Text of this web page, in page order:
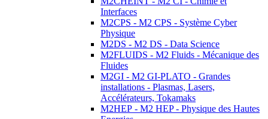
Interfaces
M2CPS - M2 CPS - Système Cyber
Physique
M2DS - M2 DS - Data Science
M2FLUIDS - M2 Fluids - Mécanique des
Fluides
M2GI - M2 GI-PLATO - Grandes
installations - Plasmas, Lasers,
Accélérateurs, Tokamaks
M2HEP - M2 HEP - Physique des Hautes